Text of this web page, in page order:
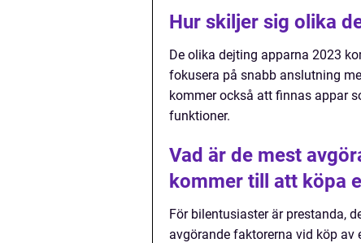
Hur skiljer sig olika
De olika dejting apparna 2023
fokusera på snabb anslutning
kommer också att finnas appar
funktioner.
Vad är de mest
kommer till att köpa
För bilentusiaster är prestanda,
avgörande faktorerna vid köp